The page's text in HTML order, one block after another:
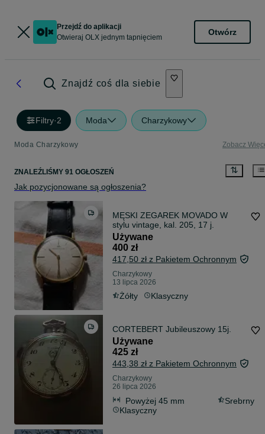
Przejdź do aplikacji
Otwieraj OLX jednym tapnięciem
Otwórz
Znajdź coś dla siebie
Filtry·2 Moda Charzykowy
Moda Charzykowy Zobacz
ZNALEŹLIŚMY 91 OGŁOSZEŃ
Jak pozycjonowane są ogłoszenia?
MĘSKI ZEGAREK MOVADO W
stylu vintage, kal. 205, 17 j.
Używane
400 zł
417,50 zł z Pakietem Ochronnym
Charzykowy
13 lipca 2026
Żółty Klasyczny
CORTEBERT Jubileuszowy 15j.
Używane
425 zł
443,38 zł z Pakietem Ochronnym
Charzykowy
26 lipca 2026
Powyżej 45 mm
Srebrny
Klasyczny